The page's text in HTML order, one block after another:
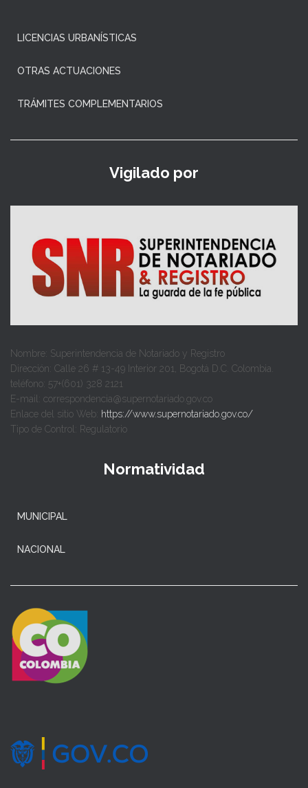
LICENCIAS URBANÍSTICAS
OTRAS ACTUACIONES
TRÁMITES COMPLEMENTARIOS
Vigilado por
Nombre: Superintendencia de Notariado y Registro
Dirección: Calle 26 # 13-49 Interior 201, Bogotá D.C. Colombia.
teléfono: 57+(601) 328 2121
E-mail: correspondencia@supernotariado.gov.co
Enlace del sitio Web: https://www.supernotariado.gov.co/
Tipo de Control: Regulatorio
Normatividad
MUNICIPAL
NACIONAL